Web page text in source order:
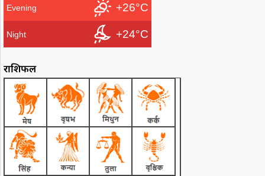
Evening +26°C
Night +24°C
राशिफल